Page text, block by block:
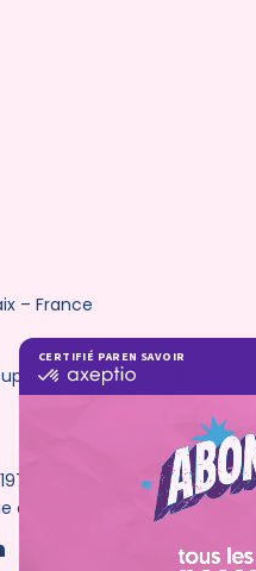
– France
SA, société
relative à
et des Libertés).